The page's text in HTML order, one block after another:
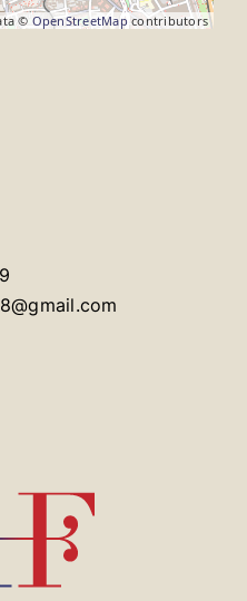
© OpenStreetMap contributors